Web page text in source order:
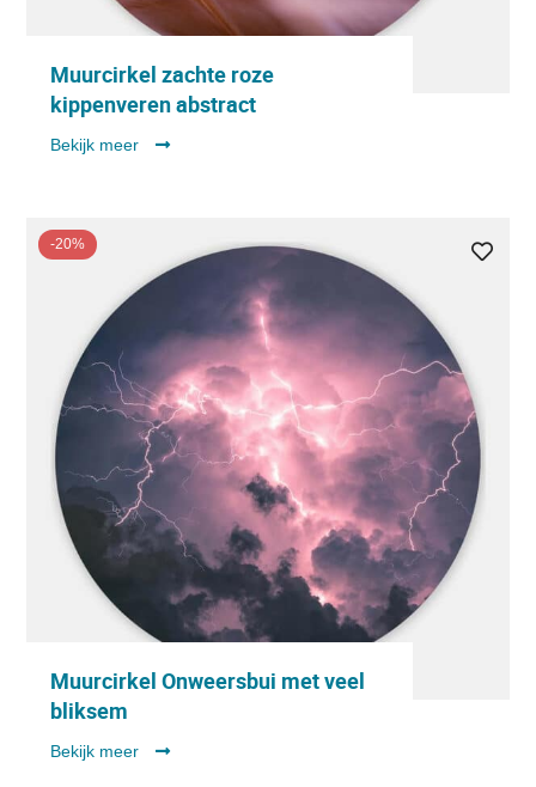
Muurcirkel zachte roze
kippenveren abstract
Bekijk meer
-20%
Muurcirkel Onweersbui met veel
bliksem
Bekijk meer